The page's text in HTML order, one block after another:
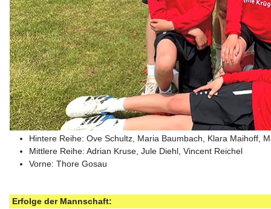
Hintere Reihe: Ove Schultz, Maria Baumbach, Klara Maihoff,
Mittlere Reihe: Adrian Kruse, Jule Diehl, Vincent Reichel
Vorne: Thore Gosau
Erfolge der Mannschaft: